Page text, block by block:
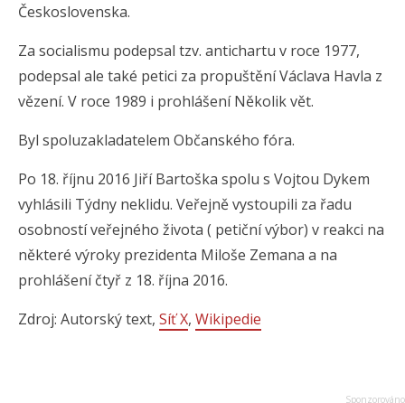
Československa.
Za socialismu podepsal tzv. antichartu v roce 1977,
podepsal ale také petici za propuštění Václava Havla z
vězení. V roce 1989 i prohlášení Několik vět.
Byl spoluzakladatelem Občanského fóra.
Po 18. říjnu 2016 Jiří Bartoška spolu s Vojtou Dykem
vyhlásili Týdny neklidu. Veřejně vystoupili za řadu
osobností veřejného života ( petiční výbor) v reakci na
některé výroky prezidenta Miloše Zemana a na
prohlášení čtyř z 18. října 2016.
Zdroj: Autorský text, Síť X, Wikipedie